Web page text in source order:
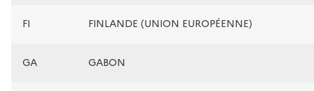
FI FINLANDE (UNION EUROPÉENNE)
GA GABON